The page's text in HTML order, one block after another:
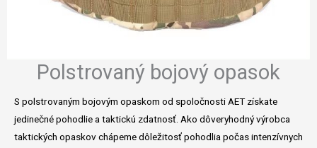
Polstrovaný bojový opasok
S polstrovaným bojovým opaskom od spoločnosti AET získate
jedinečné pohodlie a taktickú zdatnosť. Ako dôveryhodný výrobca
taktických opaskov chápeme dôležitosť pohodlia počas intenzívnych